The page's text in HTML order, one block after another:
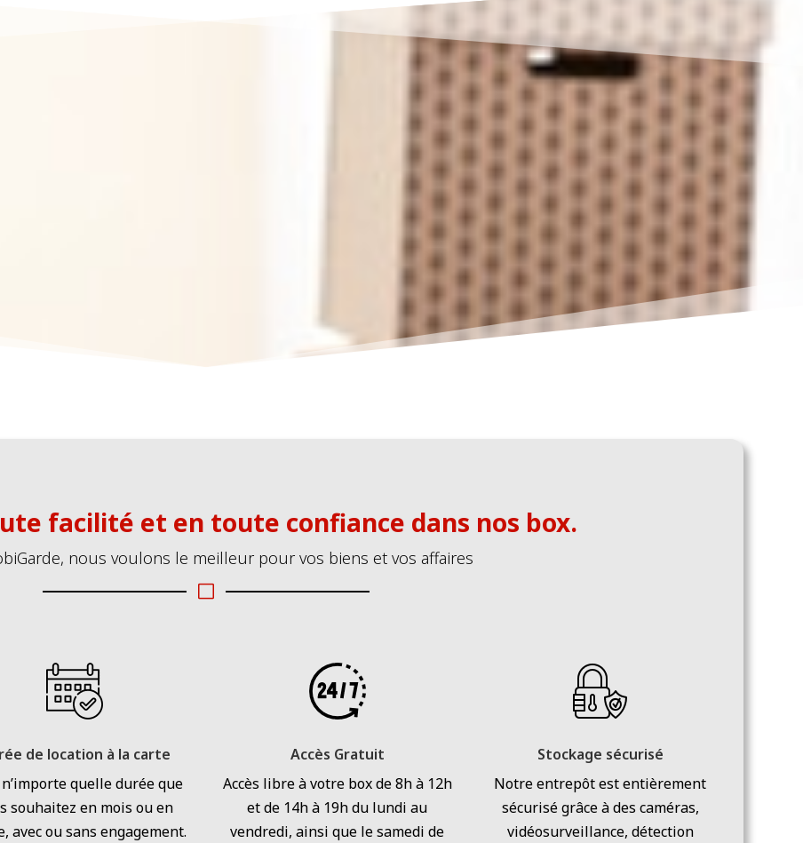
facilité et en toute confiance dans nos box.
nous voulons le meilleur pour vos biens et vos affaires
V
de location à la carte
quelle durée que
souhaitez en mois ou en
avec ou sans engagement.
Accès Gratuit
Accès libre à votre box de 8h à 12h
et de 14h à 19h du lundi au
vendredi, ainsi que le samedi de
Stockage sécurisé
Notre entrepôt est entièrement
sécurisé grâce à des caméras,
vidéosurveillance, détection